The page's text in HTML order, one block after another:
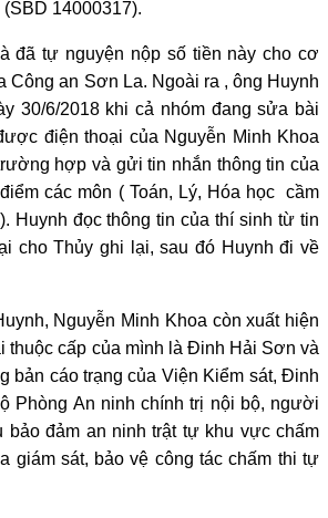
14000317).
đã tự nguyện nộp số tiền này cho cơ
Công an Sơn La. Ngoài ra , ông Huynh
30/6/2018 khi cả nhóm đang sửa bài
điện thoại của Nguyễn Minh Khoa
hợp và gửi tin nhắn thông tin của
các môn ( Toán, Lý, Hóa học cầm
Huynh đọc thông tin của thí sinh từ tin
cho Thủy ghi lại, sau đó Huynh đi về
Nguyễn Minh Khoa còn xuất hiện
thuộc cấp của mình là Đinh Hải Sơn và
bản cáo trạng của Viện Kiểm sát, Đinh
Phòng An ninh chính trị nội bộ, người
bảo đảm an ninh trật tự khu vực chấm
giám sát, bảo vệ công tác chấm thi tự